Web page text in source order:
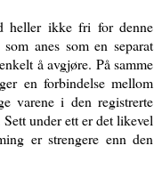
heller ikke fri for denne
anes som en separat
å avgjøre. På samme
en forbindelse mellom
varene i den registrerte
under ett er det likevel
er strengere enn den